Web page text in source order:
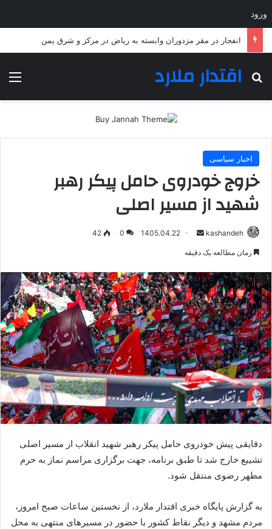
ورود
انفجار در مقر مزدوران وابسته به ریاض در مرکز و شرق یمن
اقتدار ملارد
جستجو برای
اخبار سیاسی
خروج خودروی حامل پیکر رهبر
شهید از مسیر اصلی
kashandeh
ارسال1405.04.22
0
42
زمان مطالعه یک دقیقه
دقایقی پیش خودروی حامل پیکر رهبر شهید انقلاب از مسیر اصلی
تشییع خارج شد تا طبق برنامه، جهت برگزاری مراسم نماز به حرم
مطهر رضوی منتقل شود.
به گزارش پایگاه خبری اقتدار ملارد، از نخستین ساعات صبح امروز،
مردم مشهد و دیگر نقاط کشور با حضور در مسیرهای منتهی به محل